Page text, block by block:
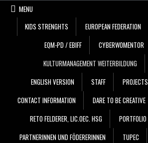
Skip
MENU
KIDS STRENGHTS
EUROPEAN FEDERATION
EQM-PD / EBIFF
CYBERWOMENTOR
KULTURMANAGEMENT WEITERBILDUNG
ENGLISH VERSION
STAFF PROJECTS
CONTACT INFORMATION
DARE TO BE CREATIVE
RETO FELDERER, LIC.OEC. HSG
PORTFOLIO
PARTNERINNEN UND FÖDERERINNEN
TUPEC